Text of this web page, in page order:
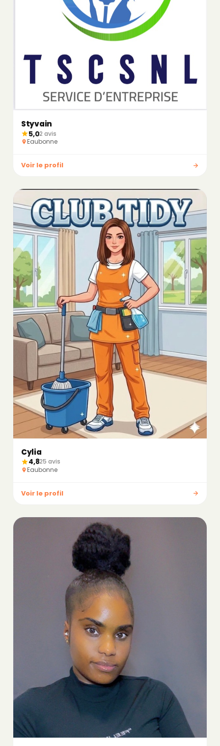
Styvain
5,02 avis
Eaubonne
Voir le profil
Cylia
4,825 avis
Eaubonne
Voir le profil